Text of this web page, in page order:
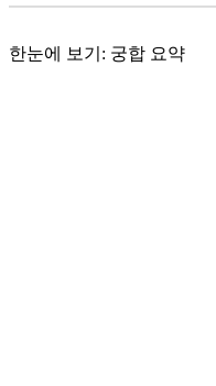
한눈에 보기: 궁합 요약